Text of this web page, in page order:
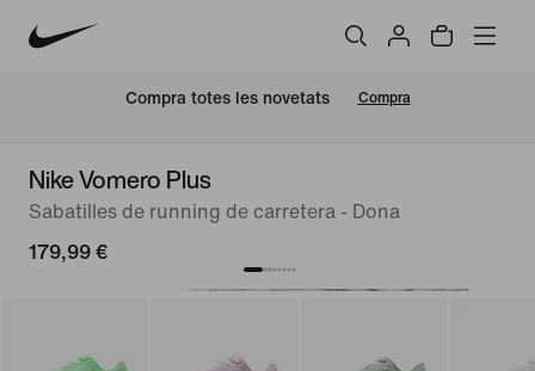
Compra totes les novetats Compra
Nike Vomero Plus
Sabatilles de running de carretera - Dona
179,99 €